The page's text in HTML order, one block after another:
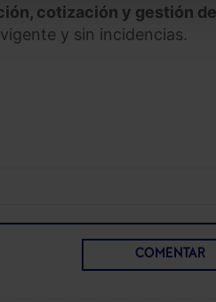
cotización y gestión de
y sin incidencias.
COMENTAR